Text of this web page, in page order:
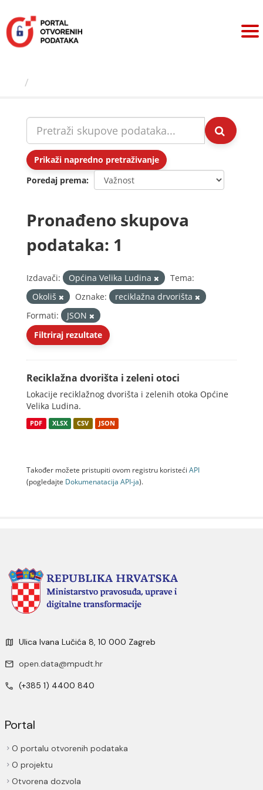
sadržaj
Prikaži napredno pretraživanje
Poredaj prema
Pronađeno skupova
podataka: 1
Izdavači: Općina Velika Ludina
Tema:
Okoliš
Oznake:
reciklažna drvorišta
Formati:
JSON
Filtriraj rezultate
Reciklažna dvorišta i zeleni otoci
Lokacije reciklažnog dvorišta i zelenih otoka Općine
Velika Ludina.
PDF XLSX CSV JSON
Također možete pristupiti ovom registru koristeći API
(pogledajte Dokumenаtаcijа API-jа).